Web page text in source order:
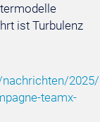
ist Turbulenz
teamx-